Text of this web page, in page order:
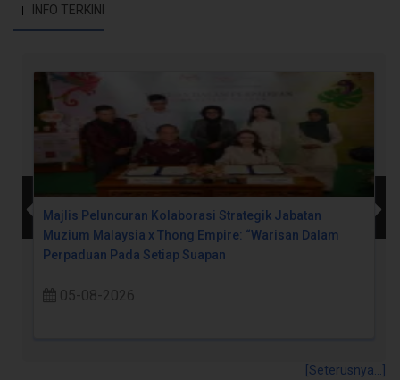
INFO TERKINI
Majlis Peluncuran Kolaborasi Strategik Jabatan
Muzium Malaysia x Thong Empire: “Warisan Dalam
Perpaduan Pada Setiap Suapan
05-08-2026
[Seterusnya...]